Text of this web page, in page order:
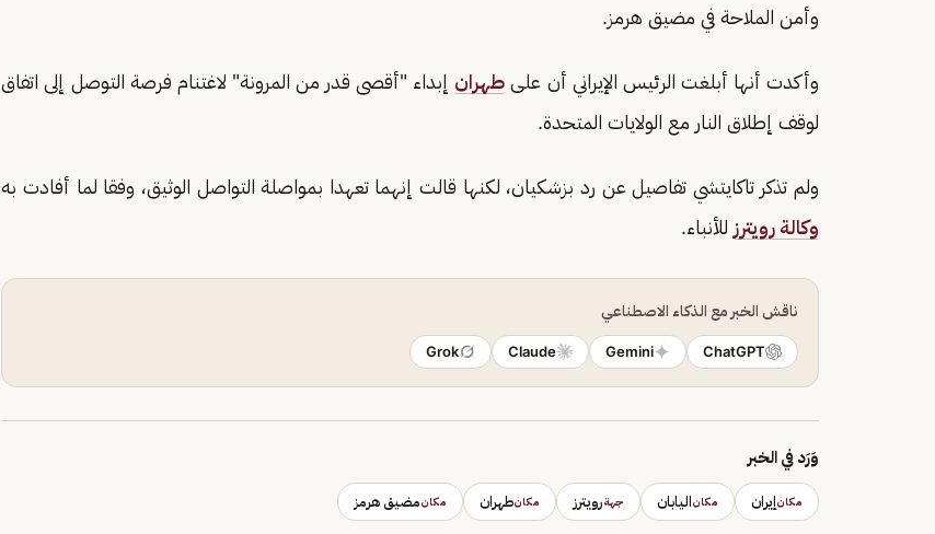
وأمن الملاحة في مضيق هرمز.
وأكدت أنها ‌أبلغت الرئيس الإيراني أن على طهران ⁠إبداء "أقصى قدر من ​المرونة" لاغتنام فرصة ​التوصل إلى اتفاق
لوقف إطلاق النار مع الولايات المتحدة.
ولم ​تذكر تاكايتشي ​تفاصيل ⁠عن رد بزشكيان، لكنها قالت إنهما ⁠تعهدا ​بمواصلة التواصل ​الوثيق، وفقا لما أفادت به
وكالة رويترز للأنباء.
ناقش الخبر مع الذكاء الاصطناعي
ChatGPT
Gemini
Claude
Grok
وَرَد في الخبر
مكانإيران مكاناليابان جهةرويترز مكانطهران مكانمضيق هرمز